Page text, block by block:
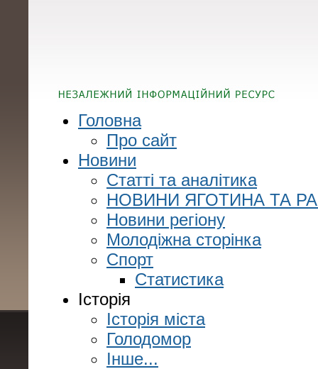
Головна
Про сайт
Новини
Статті та аналітика
НОВИНИ ЯГОТИНА ТА
Новини регіону
Молодіжна сторінка
Спорт
Статистика
Історія
Історія міста
Голодомор
Інше...